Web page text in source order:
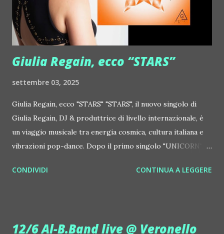
http://www.myspace.com/colorstrip Jon Hopkins ::
http://www.myspace.com/jonhopkins Le Luci della
Centrale Elettrica Loco Dice ::
http://www.myspace.com/locod...
Giulia Regain, ecco “STARS”
settembre 03, 2025
Giulia Regain, ecco "STARS" "STARS", il nuovo singolo di
Giulia Regain, DJ & produttrice di livello internazionale, è
un viaggio musicale tra energia cosmica, cultura italiana e
vibrazioni pop-dance. Dopo il primo singolo "UNICORN",
seconda release intitolata "STARS", interpretata dalla voce
tra Giulia Regain e Dhany, già insieme in precedenti
CONDIVIDI CONTINUA A LEGGERE
12/6 Al-B.Band live @ Veronello